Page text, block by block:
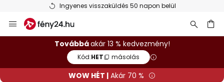
Ingyenes visszaküldés 50 napon belül
Ugrás
a
tartalomhozTovábbáakár 13 % kedvezmény!
Kód:HET másolás
WOW HÉT | Akár 70 %